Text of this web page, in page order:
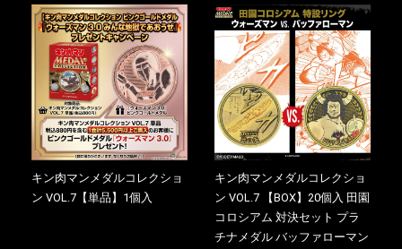
メダル(非売品)付
キン肉マンメダルコレクショ
ン VOL.7【単品】1個入
キン肉マンメダルコレクショ
ン VOL.7 【BOX】20個入 田園
コロシアム 対決セット プラ
チナメダル バッファローマン